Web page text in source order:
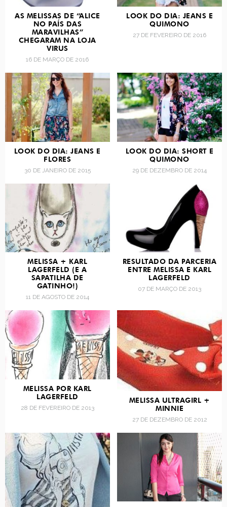
AS MELISSAS DE “ALICE
NO PAÍS DAS
MARAVILHAS”
CHEGARAM NA LOJA
VIRUS
16 DE MARÇO DE 2016
LOOK DO DIA: JEANS E
QUIMONO
27 DE FEVEREIRO DE 2016
LOOK DO DIA: JEANS E
FLORES
30 DE JANEIRO DE 2015
LOOK DO DIA: SHORT E
QUIMONO
29 DE DEZEMBRO DE 2014
MELISSA + KARL
LAGERFELD (E A
SAPATILHA DE
GATINHO!)
11 DE AGOSTO DE 2014
RESULTADO DA PARCERIA
ENTRE MELISSA E KARL
LAGERFELD
07 DE MARÇO DE 2013
MELISSA POR KARL
LAGERFELD
28 DE FEVEREIRO DE 2013
MELISSA ULTRAGIRL +
MINNIE
27 DE DEZEMBRO DE 2012